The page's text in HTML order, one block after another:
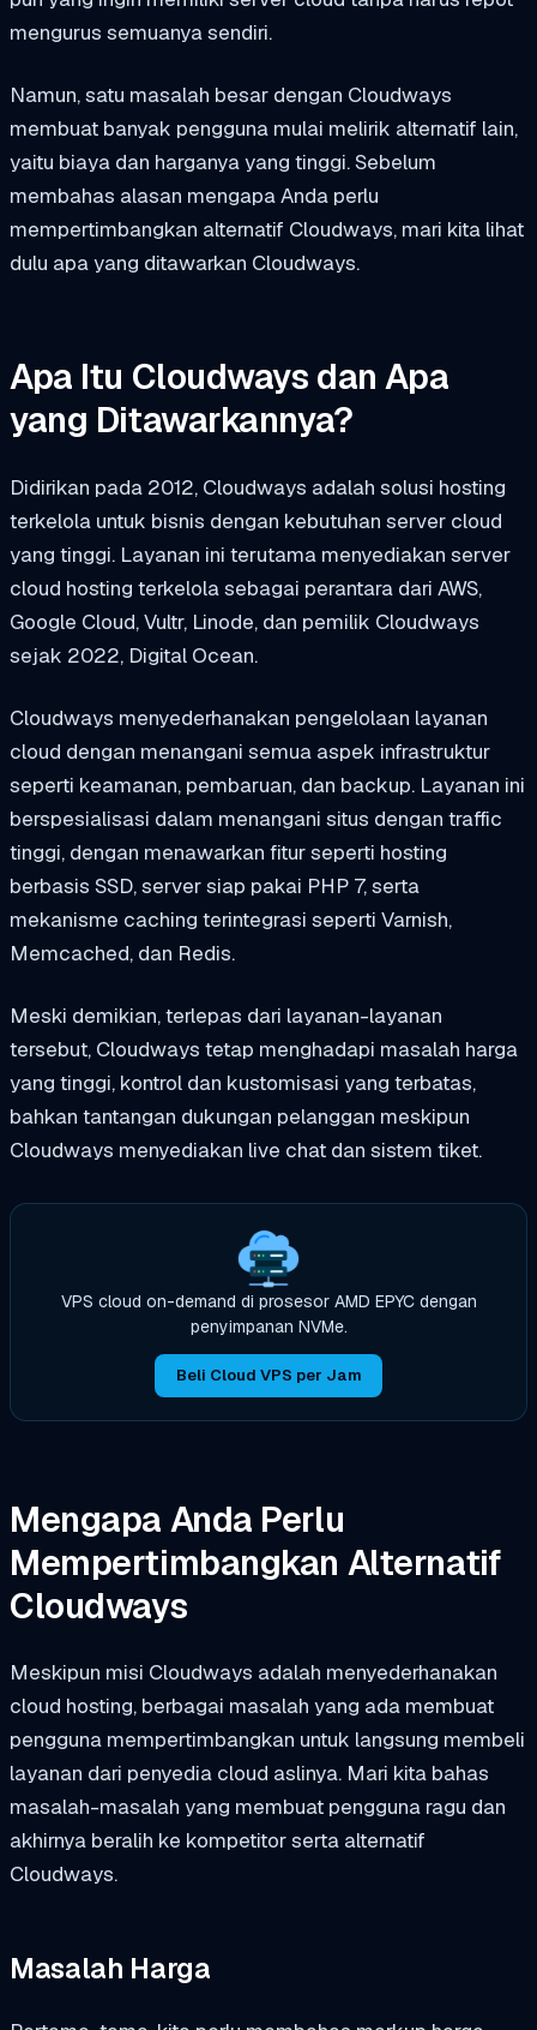
mengurus semuanya sendiri.
Namun, satu masalah besar dengan Cloudways
membuat banyak pengguna mulai melirik alternatif lain,
yaitu biaya dan harganya yang tinggi. Sebelum
membahas alasan mengapa Anda perlu
mempertimbangkan alternatif Cloudways, mari kita lihat
dulu apa yang ditawarkan Cloudways.
Apa Itu Cloudways dan Apa
yang Ditawarkannya?
Didirikan pada 2012, Cloudways adalah solusi hosting
terkelola untuk bisnis dengan kebutuhan server cloud
yang tinggi. Layanan ini terutama menyediakan server
cloud hosting terkelola sebagai perantara dari AWS,
Google Cloud, Vultr, Linode, dan pemilik Cloudways
sejak 2022, Digital Ocean.
Cloudways menyederhanakan pengelolaan layanan
cloud dengan menangani semua aspek infrastruktur
seperti keamanan, pembaruan, dan backup. Layanan ini
berspesialisasi dalam menangani situs dengan traffic
tinggi, dengan menawarkan fitur seperti hosting
berbasis SSD, server siap pakai PHP 7, serta
mekanisme caching terintegrasi seperti Varnish,
Memcached, dan Redis.
Meski demikian, terlepas dari layanan-layanan
tersebut, Cloudways tetap menghadapi masalah harga
yang tinggi, kontrol dan kustomisasi yang terbatas,
bahkan tantangan dukungan pelanggan meskipun
Cloudways menyediakan live chat dan sistem tiket.
VPS cloud on-demand di prosesor AMD EPYC dengan
penyimpanan NVMe.
Beli Cloud VPS per Jam
Mengapa Anda Perlu
Mempertimbangkan Alternatif
Cloudways
Meskipun misi Cloudways adalah menyederhanakan
cloud hosting, berbagai masalah yang ada membuat
pengguna mempertimbangkan untuk langsung membeli
layanan dari penyedia cloud aslinya. Mari kita bahas
masalah-masalah yang membuat pengguna ragu dan
akhirnya beralih ke kompetitor serta alternatif
Cloudways.
Masalah Harga